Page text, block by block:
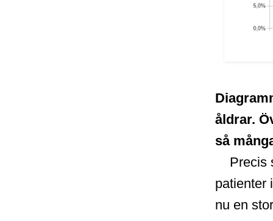
åldrar.
så
Precis
patienter
nu en